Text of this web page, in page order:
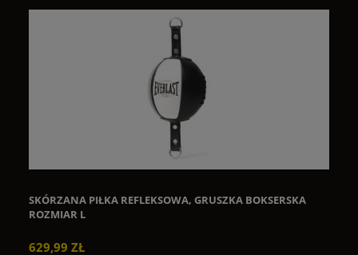
SKÓRZANA PIŁKA REFLEKSOWA, GRUSZKA BOKSERSKA
ROZMIAR L
629,99 ZŁ